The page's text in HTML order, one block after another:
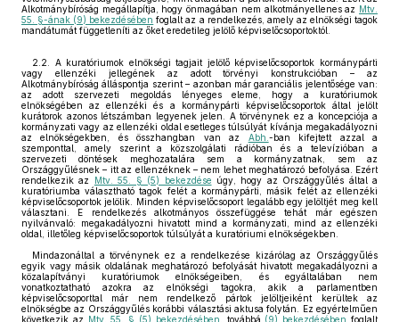
Alkotmánybíróság megállapítja, hogy önmagában nem alkotmányellenes az Mtv.
55. §-ának (9) bekezdésében foglalt az a rendelkezés, amely az elnökségi tagok
mandátumát függetleníti az őket eredetileg jelölő képviselőcsoportoktól.
2.2. A kuratóriumok elnökségi tagjait jelölő képviselőcsoportok kormánypárti
vagy ellenzéki jellegének az adott törvényi konstrukcióban – az
Alkotmánybíróság álláspontja szerint – azonban már garanciális jelentősége van:
az adott szervezeti megoldás lényeges eleme, hogy a kuratóriumok
elnökségében az ellenzéki és a kormánypárti képviselőcsoportok által jelölt
kurátorok azonos létszámban legyenek jelen. A törvénynek ez a koncepciója a
kormányzati vagy az ellenzéki oldal esetleges túlsúlyát kívánja megakadályozni
az elnökségekben, és összhangban van az Abh. -ban kifejtett azzal a
szemponttal, amely szerint a közszolgálati rádióban és a televízióban a
szervezeti döntések meghozatalára sem a kormányzatnak, sem az
Országgyűlésnek – itt az ellenzéknek – nem lehet meghatározó befolyása. Ezért
rendelkezik az Mtv. 55. § (5) bekezdése úgy, hogy az Országgyűlés által a
kuratóriumba választható tagok felét a kormánypárti, másik felét az ellenzéki
képviselőcsoportok jelölik. Minden képviselőcsoport legalább egy jelöltjét meg kell
választani. E rendelkezés alkotmányos összefüggése tehát már egészen
nyilvánvaló: megakadályozni hivatott mind a kormányzati, mind az ellenzéki
oldal, illetőleg képviselőcsoportok túlsúlyát a kuratóriumi elnökségekben.
Mindazonáltal a törvénynek ez a rendelkezése kizárólag az Országgyűlés
egyik vagy másik oldalának meghatározó befolyását hivatott megakadályozni a
közalapítványi kuratóriumok elnökségeiben, és egyáltalában nem
vonatkoztatható azokra az elnökségi tagokra, akik a parlamentben
képviselőcsoporttal már nem rendelkező pártok jelöltjeiként kerültek az
elnökségbe az Országgyűlés korábbi választási aktusa folytán. Ez egyértelműen
következik az Mtv. 55. § (5) bekezdésében , továbbá (9) bekezdésében foglalt